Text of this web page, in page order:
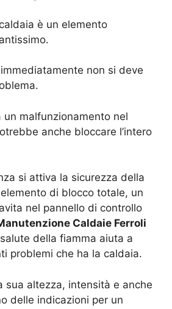
è un elemento
non si deve
un malfunzionamento nel
anche bloccare l’intero
si attiva la sicurezza della
di blocco totale, un
nel pannello di controllo
Caldaie Ferroli
della fiamma aiuta a
problemi che ha la caldaia.
sua altezza, intensità e anche
delle indicazioni per un